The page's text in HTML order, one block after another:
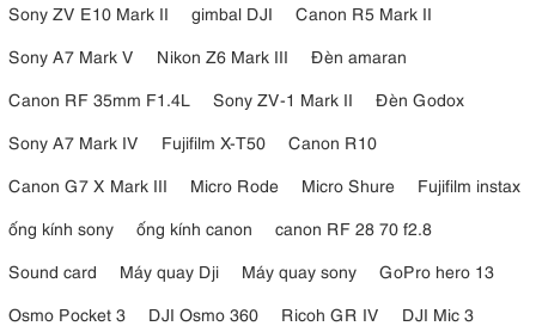
Sony ZV E10 Mark II
gimbal DJI
Canon R5 Mark II
Sony A7 Mark V
Nikon Z6 Mark III
Đèn amaran
Canon RF 35mm F1.4L
Sony ZV-1 Mark II
Đèn Godox
Sony A7 Mark IV
Fujifilm X-T50
Canon R10
Canon G7 X Mark III
Micro Rode Micro Shure
Fujifilm instax
ống kính sony
ống kính canon
canon RF 28 70 f2.8
Sound card
Máy quay Dji Máy quay sony
GoPro hero 13
Osmo Pocket 3
DJI Osmo 360 Ricoh GR IV
DJI Mic 3